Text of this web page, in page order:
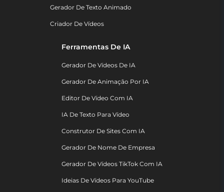
Gerador De Texto Animado
Criador De Vídeos
Ferramentas De IA
Gerador De Vídeos De IA
Gerador De Animação Por IA
Editor De Vídeo Com IA
IA De Texto Para Vídeo
Construtor De Sites Com IA
Gerador De Nome De Empresa
Gerador De Vídeos TikTok Com IA
Ideias De Vídeos Para YouTube